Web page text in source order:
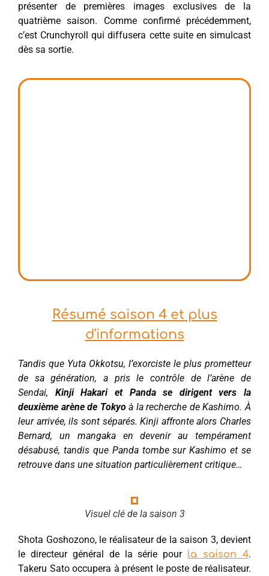
présenter de premières images exclusives de la
quatrième saison. Comme confirmé précédemment,
c’est Crunchyroll qui diffusera cette suite en simulcast
dès sa sortie.
Résumé saison 4 et plus
d'informations
Tandis que Yuta Okkotsu, l’exorciste le plus prometteur
de sa génération, a pris le contrôle de l’arène de
Sendai, Kinji Hakari et Panda se dirigent vers la
deuxième arène de Tokyoà la recherche de Kashimo. À
leur arrivée, ils sont séparés. Kinji affronte alors Charles
Bernard, un mangaka en devenir au tempérament
désabusé, tandis que Panda tombe sur Kashimo et se
retrouve dans une situation particulièrement critique…
Visuel clé de la saison 3
Shota Goshozono, le réalisateur de la saison 3, devient
le directeur général de la série pour la saison 4.
Takeru Sato occupera à présent le poste de réalisateur.